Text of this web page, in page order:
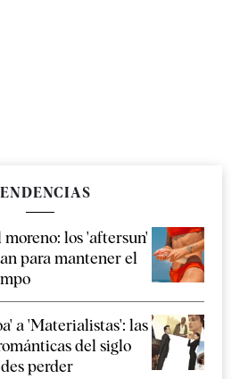
los 'aftersun'
para mantener el
a 'Materialistas': las
del siglo
perder